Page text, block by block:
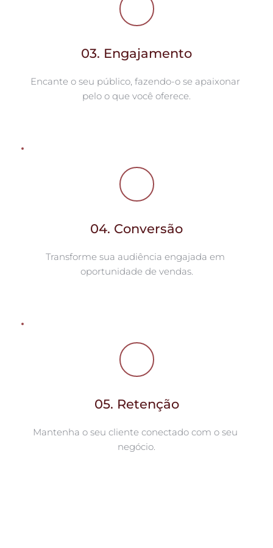
03. Engajamento
Encante o seu público, fazendo-o se apaixonar
pelo o que você oferece.
04. Conversão
Transforme sua audiência engajada em
oportunidade de vendas.
05. Retenção
Mantenha o seu cliente conectado com o seu
negócio.